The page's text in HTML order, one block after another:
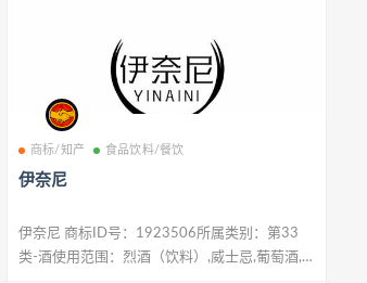
商标/知产 食品饮料/餐饮
伊奈尼
伊奈尼 商标ID号：1923506所属类别：第33
类-酒使用范围：烈酒（饮料）,威士忌,葡萄酒,